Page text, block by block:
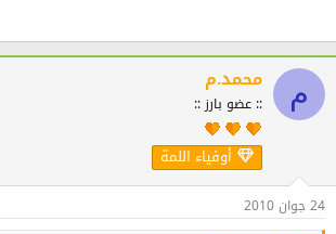
م محمد.م
:: عضو بارز ::
أوفياء اللمة
24 جوان 2010